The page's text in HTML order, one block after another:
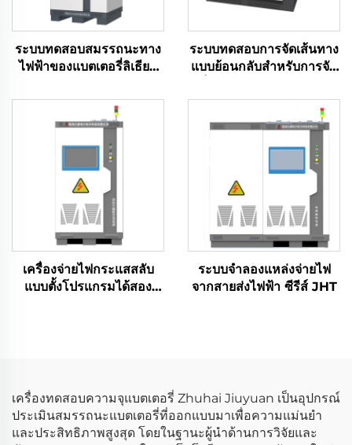
ระบบทดสอบสมรรถนะทาง
ไฟฟ้าของแบตเตอรี่ลิเธียม
ระบบทดสอบการจัดเส้นทาง
แบบย้อนกลับสำหรับการจัด
(2×2.5 เมกะวัตต์)
เครื่องจ่ายไฟกระแสสลับ
แบบตั้งโปรแกรมได้สอง
ระบบจำลองแหล่งจ่ายไฟ
จากสายส่งไฟฟ้า ซีรีส์ JHT
เครื่องทดสอบความจุแบตเตอรี่ Zhuhai Jiuyuan เป็นอุปกรณ์
ประเมินสมรรถนะแบตเตอรี่ที่ออกแบบมาเพื่อความแม่นยำ
และประสิทธิภาพสูงสุด โดยในฐานะผู้นำด้านการวิจัยและ